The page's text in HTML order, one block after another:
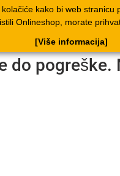
kako bi web stranicu
Onlineshop, morate
[Više informacija]
Katalog
do